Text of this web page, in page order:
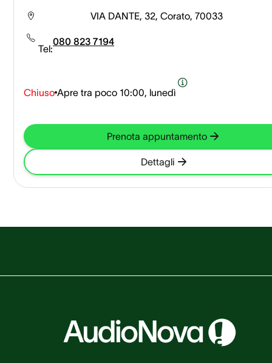
VIA DANTE, 32, Corato, 70033
Tel:
080 823 7194
Chiuso Apre tra poco 10:00, lunedì
Prenota appuntamento
Dettagli